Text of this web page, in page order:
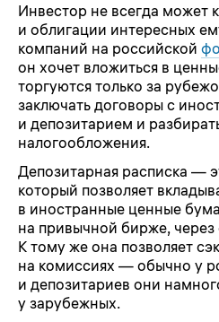
Инвестор не всегда может
и облигации интересных
компаний на российской
он хочет вложиться в
торгуются только за
заключать договоры с
и депозитарием и
налогообложения.
Депозитарная расписка —
который позволяет
в иностранные ценные
на привычной бирже, через
К тому же она позволяет
на комиссиях — обычно у
и депозитариев они
у зарубежных.